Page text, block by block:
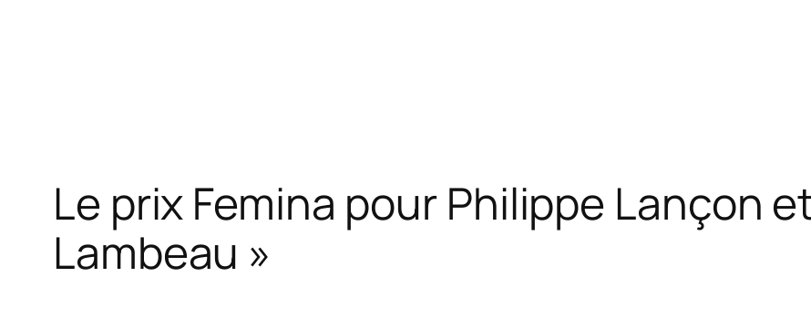
Le prix Femina pour Philippe Lançon
Lambeau »